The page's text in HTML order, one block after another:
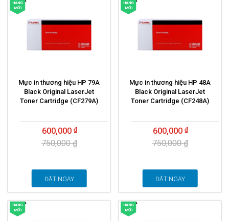
HÀNG
MỚI
Mực in thương hiệu HP 79A
Black Original LaserJet
Toner Cartridge (CF279A)
600,000
750,000 ₫
ĐẶT NGAY
HÀNG
MỚI
Mực in thương hiệu HP 48A
Black Original LaserJet
Toner Cartridge (CF248A)
600,000
750,000 ₫
ĐẶT NGAY
HÀNG
MỚI
HÀNG
MỚI